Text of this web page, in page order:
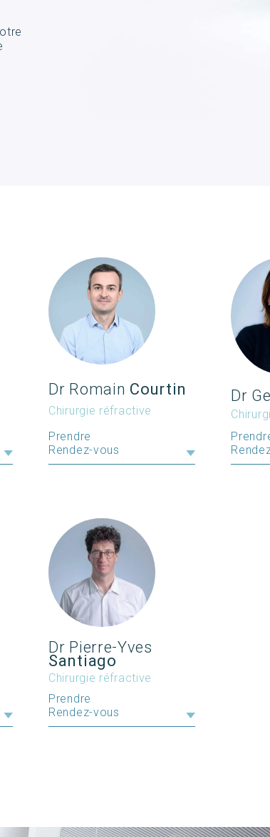
Dr Romain Courtin
Chirurgie réfractive
Prendre
Rendez-vous
Dr
Dr Pierre-Yves
Santiago
Chirurgie réfractive
Prendre
Rendez-vous